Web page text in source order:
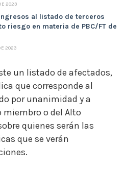
2023
al listado de terceros
riesgo en materia de PBC/FT de
2023
un listado de afectados,
que corresponde al
por unanimidad y a
miembro o del Alto
quienes serán las
que se verán